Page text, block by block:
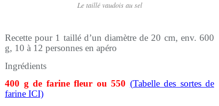
Le taillé vaudois au sel
Recette pour 1 taillé d’un diamètre de 20 cm, env. 600
g, 10 à 12 personnes en apéro
Ingrédients
400 g de farine fleur ou 550 (Tabelle des sortes de
farine ICI)